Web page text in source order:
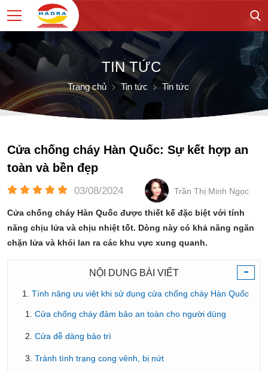
TIN TỨC
Trang chủ Tin tức Tin tức
Cửa chống cháy Hàn Quốc: Sự kết hợp an
toàn và bền đẹp
03/08/2024 Trần Thị Minh Ngọc
Cửa chống cháy Hàn Quốc được thiết kế đặc biệt với tính
năng chịu lửa và chịu nhiệt tốt. Dòng này có khả năng ngăn
chặn lửa và khói lan ra các khu vực xung quanh.
-
NỘI DUNG BÀI VIẾT
Tính năng ưu việt khi sử dụng cửa chống cháy Hàn Quốc
Cửa chống cháy đảm bảo an toàn cho người dùng
Cửa dễ dàng bảo trì
Tránh tình trạng cong vênh, bị nứt